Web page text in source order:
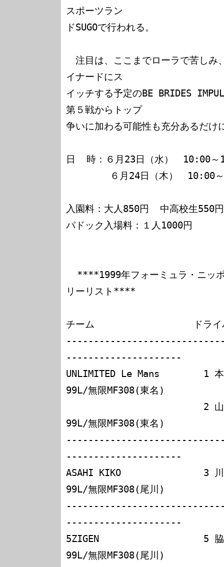
スポーツラン
ドSUGOで行われる。
注目は、ここまでローラで苦しみ
イナードにス
イッチする予定のBE BRIDES
第５戦からトップ
争いに加わる可能性も充分あるだけ
日  時：６月23日（水）　10:00
入園料：大人850円  中高校生550
パドック入場料：１人1000円
リーリスト****
チーム                  ドライ
---------------------
UNLIMITED Le Mans        1
99L/無限MF308(東名)
99L/無限MF308(東名)
---------------------
ASAHI KIKO               3 川
99L/無限MF308(尾川)
---------------------
5ZIGEN                   5 脇
99L/無限MF308(尾川)